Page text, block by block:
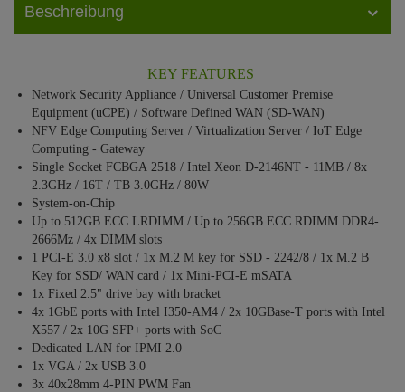
Beschreibung
KEY FEATURES
Network Security Appliance / Universal Customer Premise
Equipment (uCPE) / Software Defined WAN (SD-WAN)
NFV Edge Computing Server / Virtualization Server / IoT Edge
Computing - Gateway
Single Socket FCBGA 2518 / Intel Xeon D-2146NT - 11MB / 8x
2.3GHz / 16T / TB 3.0GHz / 80W
System-on-Chip
Up to 512GB ECC LRDIMM / Up to 256GB ECC RDIMM DDR4-
2666Mz / 4x DIMM slots
1 PCI-E 3.0 x8 slot / 1x M.2 M key for SSD - 2242/8 / 1x M.2 B
Key for SSD/ WAN card / 1x Mini-PCI-E mSATA
1x Fixed 2.5" drive bay with bracket
4x 1GbE ports with Intel I350-AM4 / 2x 10GBase-T ports with Intel
X557 / 2x 10G SFP+ ports with SoC
Dedicated LAN for IPMI 2.0
1x VGA / 2x USB 3.0
3x 40x28mm 4-PIN PWM Fan